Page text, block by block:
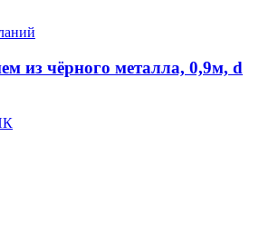
из чёрного металла, 0,9м, d